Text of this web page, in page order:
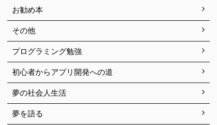
お勧め本
その他
プログラミング勉強
初心者からアプリ開発への道
夢の社会人生活
夢を語る